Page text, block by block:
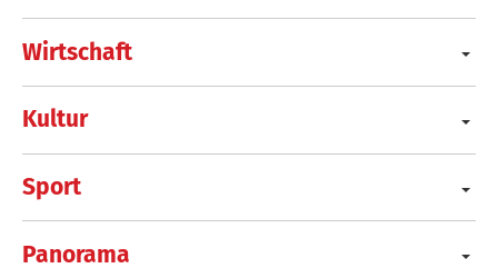
Wirtschaft
Kultur
Sport
Panorama